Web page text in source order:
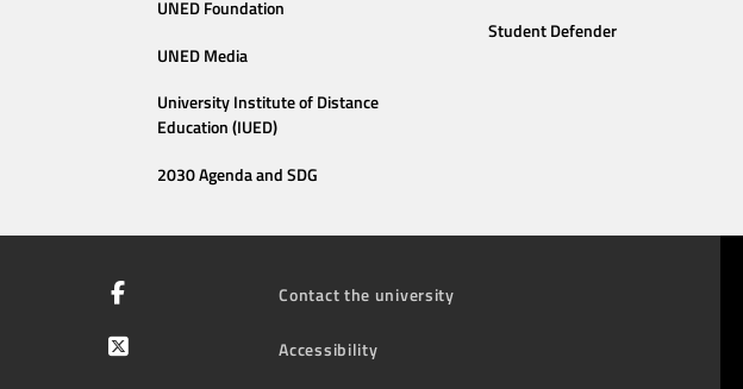
UNED Foundation
UNED Media
University Institute of Distance
Education (IUED)
2030 Agenda and SDG
Student Defender
Contact the university
Accessibility